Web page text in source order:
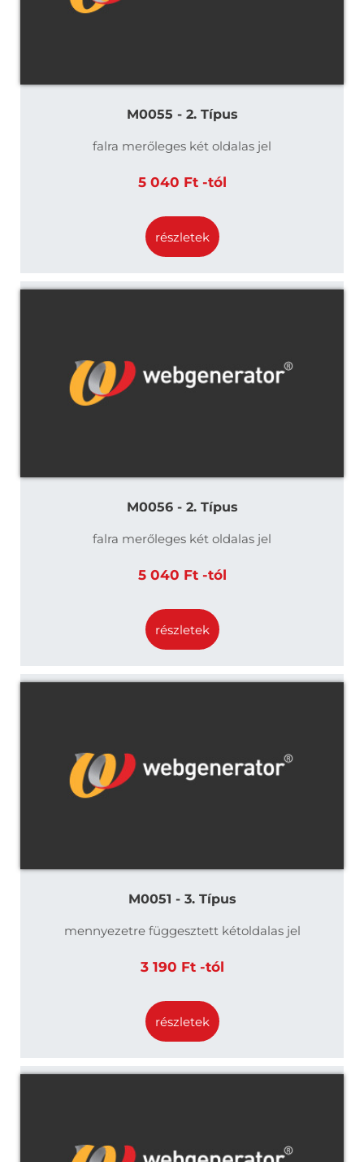
M0055 - 2. Típus
falra merőleges két oldalas jel
5 040 Ft -tól
részletek
M0056 - 2. Típus
falra merőleges két oldalas jel
5 040 Ft -tól
részletek
M0051 - 3. Típus
mennyezetre függesztett kétoldalas jel
3 190 Ft -tól
részletek